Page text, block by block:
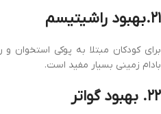
۲۱.بهبود راشیتیسم
بادام زمینی بسیار مفید است.
۲۲. بهبود گواتر